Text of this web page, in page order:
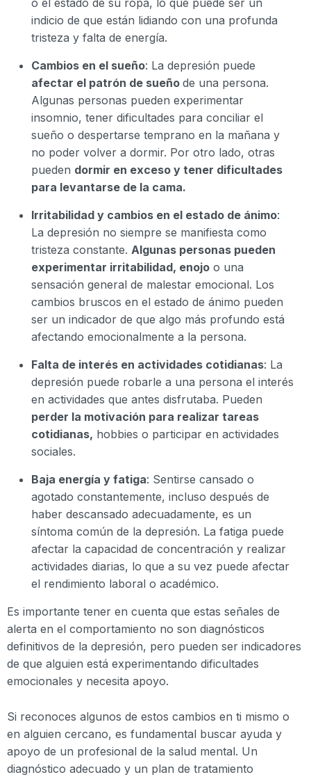
o el estado de su ropa, lo que puede ser un
indicio de que están lidiando con una profunda
tristeza y falta de energía.
Cambios en el sueño: La depresión puede
afectar el patrón de sueño de una persona.
Algunas personas pueden experimentar
insomnio, tener dificultades para conciliar el
sueño o despertarse temprano en la mañana y
no poder volver a dormir. Por otro lado, otras
pueden dormir en exceso y tener dificultades
para levantarse de la cama.
Irritabilidad y cambios en el estado de ánimo:
La depresión no siempre se manifiesta como
tristeza constante. Algunas personas pueden
experimentar irritabilidad, enojo o una
sensación general de malestar emocional. Los
cambios bruscos en el estado de ánimo pueden
ser un indicador de que algo más profundo está
afectando emocionalmente a la persona.
Falta de interés en actividades cotidianas: La
depresión puede robarle a una persona el interés
en actividades que antes disfrutaba. Pueden
perder la motivación para realizar tareas
cotidianas, hobbies o participar en actividades
sociales.
Baja energía y fatiga: Sentirse cansado o
agotado constantemente, incluso después de
haber descansado adecuadamente, es un
síntoma común de la depresión. La fatiga puede
afectar la capacidad de concentración y realizar
actividades diarias, lo que a su vez puede afectar
el rendimiento laboral o académico.
Es importante tener en cuenta que estas señales de
alerta en el comportamiento no son diagnósticos
definitivos de la depresión, pero pueden ser indicadores
de que alguien está experimentando dificultades
emocionales y necesita apoyo.
Si reconoces algunos de estos cambios en ti mismo o
en alguien cercano, es fundamental buscar ayuda y
apoyo de un profesional de la salud mental. Un
diagnóstico adecuado y un plan de tratamiento